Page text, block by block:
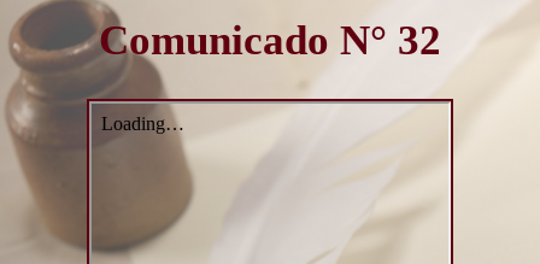
Comunicado N° 32